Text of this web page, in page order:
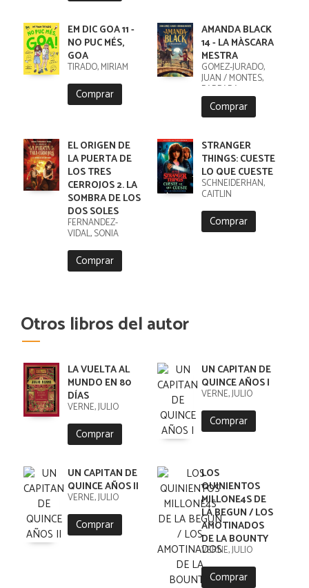
EM DIC GOA 11 -
NO PUC MÉS,
GOA
TIRADO, MIRIAM
Comprar
AMANDA BLACK
14 - LA MÀSCARA
MESTRA
GOMEZ-JURADO,
JUAN / MONTES,
BARBARA
Comprar
EL ORIGEN DE
LA PUERTA DE
LOS TRES
CERROJOS 2. LA
SOMBRA DE LOS
DOS SOLES
FERNÁNDEZ-
VIDAL, SONIA
Comprar
STRANGER
THINGS: CUESTE
LO QUE CUESTE
SCHNEIDERHAN,
CAITLIN
Comprar
Otros libros del autor
LA VUELTA AL
MUNDO EN 80
DÍAS
VERNE, JULIO
Comprar
UN CAPITAN DE
QUINCE AÑOS I
VERNE, JULIO
Comprar
UN CAPITAN DE
QUINCE AÑOS II
VERNE, JULIO
Comprar
LOS
QUINIENTOS
MILLONE4S DE
LA BEGUN / LOS
AMOTINADOS
DE LA BOUNTY
VERNE, JULIO
Comprar